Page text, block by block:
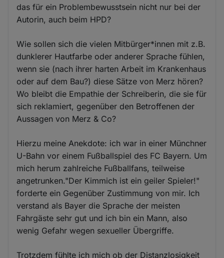
das für ein Problembewusstsein nicht nur bei der
Autorin, auch beim HPD?
Wie sollen sich die vielen Mitbürger*innen mit z.B.
dunklerer Hautfarbe oder anderer Sprache fühlen,
wenn sie (nach ihrer harten Arbeit im Krankenhaus
oder auf dem Bau?) diese Sätze von Merz hören?
Wo bleibt die Empathie der Schreiberin, die sie für
sich reklamiert, gegenüber den Betroffenen der
Aussagen von Merz & Co?
Hierzu meine Anekdote: ich war in einer Münchner
U-Bahn vor einem Fußballspiel des FC Bayern. Um
mich herum zahlreiche Fußballfans, teilweise
angetrunken."Der Kimmich ist ein geiler Spieler!"
forderte ein Gegenüber Zustimmung von mir. Ich
verstand als Bayer die Sprache der meisten
Fahrgäste sehr gut und ich bin ein Mann, also
wenig Gefahr wegen sexueller Übergriffe.
Trotzdem fühlte ich mich ob der Distanzlosigkeit